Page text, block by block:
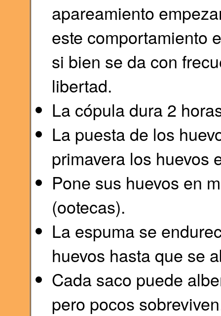
apareamiento
este comportamiento
si bien se da con
libertad.
La cópula dura 2
La puesta de los
primavera los huevos
Pone sus huevos en
(ootecas).
La espuma se
huevos hasta que se
Cada saco puede
pero pocos